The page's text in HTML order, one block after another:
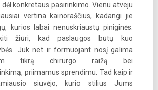
dėl konkretaus pasirinkimo. Vienu atveju
vertina kainoraščius, kadangi jie
kurios labai nenuskriaustų piniginės.
žiūri, kad paslaugos būtų kuo
Juk net ir formuojant nosį galima
tikrą chirurgo raižą bei
priimamus sprendimu. Tad kaip ir
siuvėjo, kurio stilius Jums